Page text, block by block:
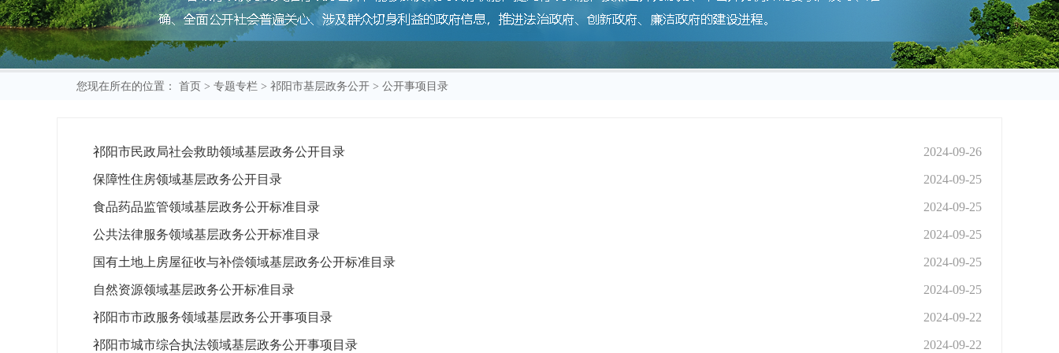
您现在所在的位置： 首页 > 专题专栏 > 祁阳市基层政务公开 > 公开事项目录
2024-09-26
祁阳市民政局社会救助领域基层政务公开目录
2024-09-25
保障性住房领域基层政务公开目录
2024-09-25
食品药品监管领域基层政务公开标准目录
2024-09-25
公共法律服务领域基层政务公开标准目录
2024-09-25
国有土地上房屋征收与补偿领域基层政务公开标准目录
2024-09-25
自然资源领域基层政务公开标准目录
2024-09-22
祁阳市市政服务领域基层政务公开事项目录
2024-09-22
祁阳市城市综合执法领域基层政务公开事项目录